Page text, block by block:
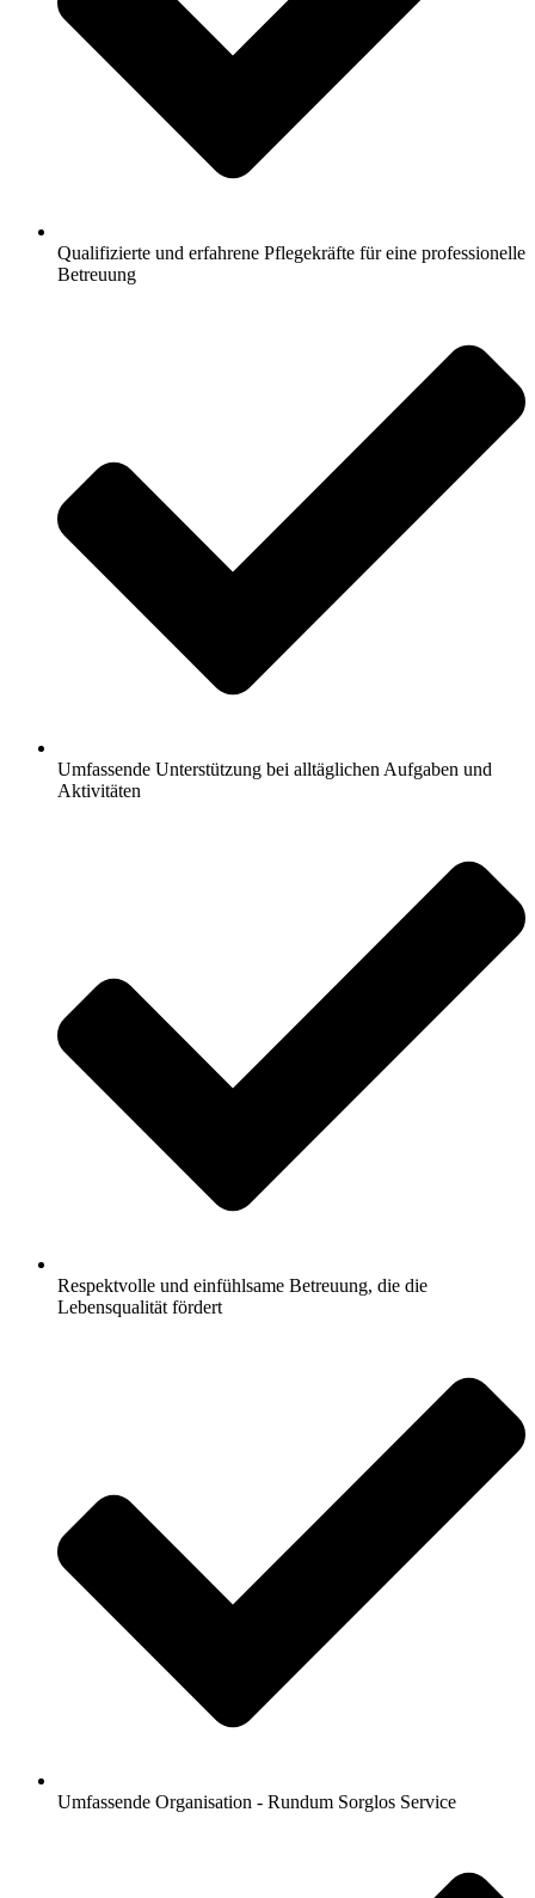
Qualifizierte und erfahrene Pflegekräfte für eine professionelle
Betreuung
Umfassende Unterstützung bei alltäglichen Aufgaben und
Aktivitäten
Respektvolle und einfühlsame Betreuung, die die
Lebensqualität fördert
Umfassende Organisation - Rundum Sorglos Service